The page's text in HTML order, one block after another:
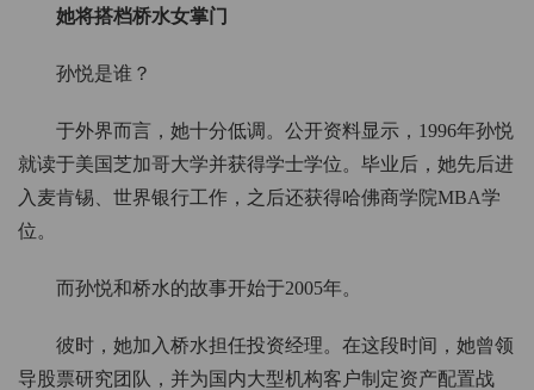
她将搭档桥水女掌门
孙悦是谁？
于外界而言，她十分低调。公开资料显示，1996年孙悦
就读于美国芝加哥大学并获得学士学位。毕业后，她先后进
入麦肯锡、世界银行工作，之后还获得哈佛商学院MBA学
位。
而孙悦和桥水的故事开始于2005年。
彼时，她加入桥水担任投资经理。在这段时间，她曾领
导股票研究团队，并为国内大型机构客户制定资产配置战